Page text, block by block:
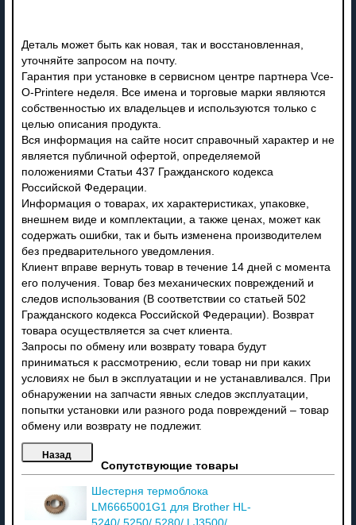
Деталь может быть как новая, так и восстановленная,
уточняйте запросом на почту.
Гарантия при установке в сервисном центре партнера Vce-
O-Printere неделя. Все имена и торговые марки являются
собственностью их владельцев и используются только с
целью описания продукта.
Вся информация на сайте носит справочный характер и не
является публичной офертой, определяемой
положениями Статьи 437 Гражданского кодекса
Российской Федерации.
Информация о товарах, их характеристиках, упаковке,
внешнем виде и комплектации, а также ценах, может как
содержать ошибки, так и быть изменена производителем
без предварительного уведомления.
Клиент вправе вернуть товар в течение 14 дней с момента
его получения. Товар без механических повреждений и
следов использования (В соответствии со статьей 502
Гражданского кодекса Российской Федерации). Возврат
товара осуществляется за счет клиента.
Запросы по обмену или возврату товара будут
приниматься к рассмотрению, если товар ни при каких
условиях не был в эксплуатации и не устанавливался. При
обнаружении на запчасти явных следов эксплуатации,
попытки установки или разного рода повреждений – товар
обмену или возврату не подлежит.
Сопутствующие товары
Шестерня термоблока
LM6665001G1 для Brother HL-